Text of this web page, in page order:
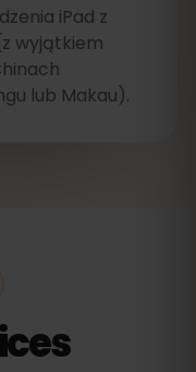
iPad z
wyjątkiem
lub Makau).